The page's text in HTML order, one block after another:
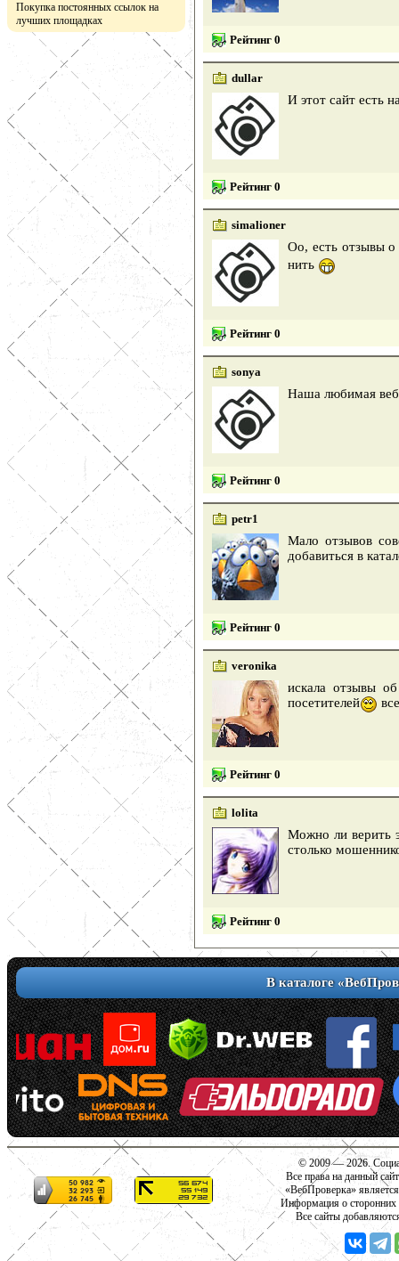
Покупка постоянных ссылок на
лучших площадках
Рейтинг 0
dullar
И этот сайт есть
Рейтинг 0
simalioner
Оо, есть отзывы
нить
Рейтинг 0
sonya
Наша любимая
Рейтинг 0
petr1
Мало отзывов
добавиться в
Рейтинг 0
veronika
искала отзывы
посетителей
Рейтинг 0
lolita
Можно ли верить
столько
Рейтинг 0
В каталоге
© 2009 — 2026.
Все права на данный
«ВебПроверка»
Информация о сторонних
Все сайты